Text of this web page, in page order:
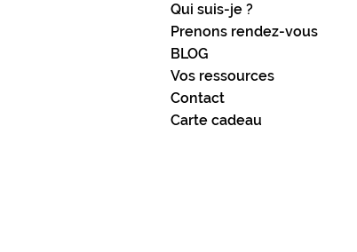
Qui suis-je ?
Prenons rendez-vous
BLOG
Vos ressources
Contact
Carte cadeau